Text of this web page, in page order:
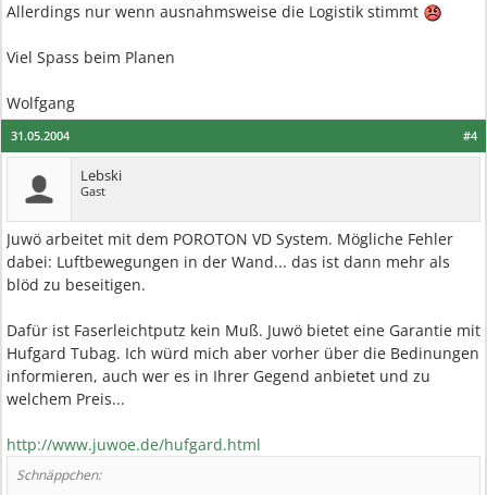
Allerdings nur wenn ausnahmsweise die Logistik stimmt
Viel Spass beim Planen
Wolfgang
#4
31.05.2004
Lebski
Gast
Juwö arbeitet mit dem POROTON VD System. Mögliche Fehler
dabei: Luftbewegungen in der Wand... das ist dann mehr als
blöd zu beseitigen.
Dafür ist Faserleichtputz kein Muß. Juwö bietet eine Garantie mit
Hufgard Tubag. Ich würd mich aber vorher über die Bedinungen
informieren, auch wer es in Ihrer Gegend anbietet und zu
welchem Preis...
http://www.juwoe.de/hufgard.html
Schnäppchen: